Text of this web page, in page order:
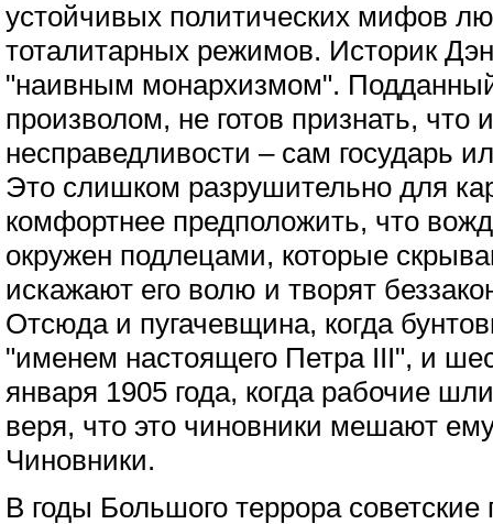
устойчивых политических мифов
тоталитарных режимов. Историк
"наивным монархизмом".
произволом, не готов признать, что
несправедливости – сам государь
Это слишком разрушительно для
комфортнее предположить, что
окружен подлецами, которые
искажают его волю и творят
Отсюда и пугачевщина, когда
"именем настоящего Петра III", и
января 1905 года, когда рабочие
веря, что это чиновники мешают
Чиновники.
В годы Большого террора